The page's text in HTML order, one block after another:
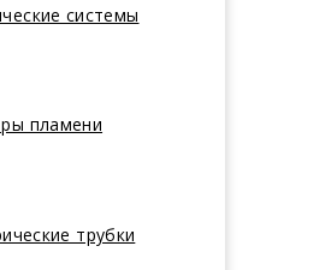
системы
пламени
трубки